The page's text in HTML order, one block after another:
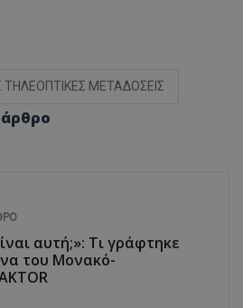
ΤΗΛΕΟΠΤΙΚΕΣ ΜΕΤΑΔΟΣΕΙΣ
αυτή;»: Τι γράφτηκε
του Μονακό-